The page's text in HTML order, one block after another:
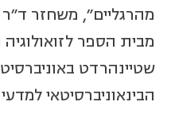
מהרגליים", משחזר ד"ר
מבית הספר
שטיינהרדט
הבינאוניברסיטאי